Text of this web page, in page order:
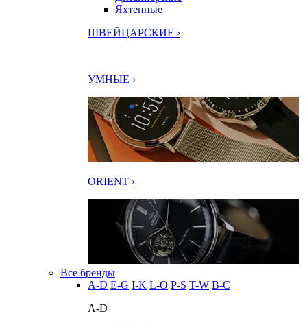
Яхтенные
ШВЕЙЦАРСКИЕ ›
УМНЫЕ ›
ORIENT ›
Все бренды
A-D E-G I-K L-O P-S T-W В-С
A-D